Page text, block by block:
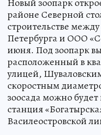
Новый зоопарк
районе Северной
строительстве
Петербурга и ООО
июня. Под зоопарк
расположенный в
улицей,
скоростным
зоосада можно
станция
Василеостровской